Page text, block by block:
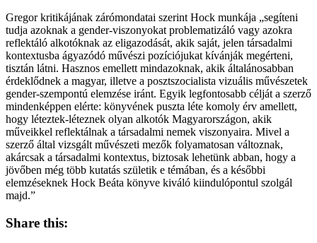
Gregor kritikájának zárómondatai szerint Hock munkája „segíteni
tudja azoknak a gender-viszonyokat problematizáló vagy azokra
reflektáló alkotóknak az eligazodását, akik saját, jelen társadalmi
kontextusba ágyazódó művészi pozíciójukat kívánják megérteni,
tisztán látni. Hasznos emellett mindazoknak, akik általánosabban
érdeklődnek a magyar, illetve a posztszocialista vizuális művészetek
gender-szempontú elemzése iránt. Egyik legfontosabb célját a szerző
mindenképpen elérte: könyvének puszta léte komoly érv amellett,
hogy léteztek-léteznek olyan alkotók Magyarországon, akik
műveikkel reflektálnak a társadalmi nemek viszonyaira. Mivel a
szerző által vizsgált művészeti mezők folyamatosan változnak,
akárcsak a társadalmi kontextus, biztosak lehetünk abban, hogy a
jövőben még több kutatás születik e témában, és a későbbi
elemzéseknek Hock Beáta könyve kiváló kiindulópontul szolgál
majd.”
Share this: